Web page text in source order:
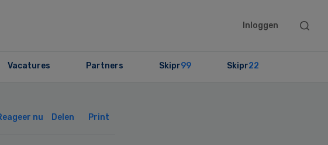
Inloggen
Search
Vacatures Partners Skipr99 Skipr22
nu Delen Print